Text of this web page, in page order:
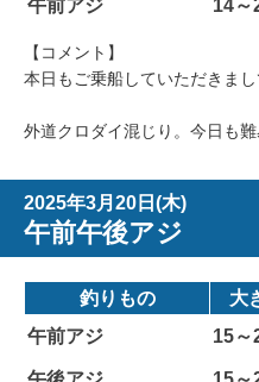
午前アジ
14～
【コメント】
本日もご乗船していただきま
外道クロダイ混じり。今日も難
2025年3月20日(木)
午前午後アジ
釣りもの 大
午前アジ
15～